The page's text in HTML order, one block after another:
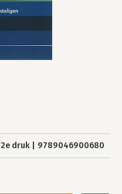
2e druk 9789046900680